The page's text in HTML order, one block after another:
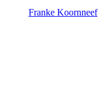
Franke Koornneef